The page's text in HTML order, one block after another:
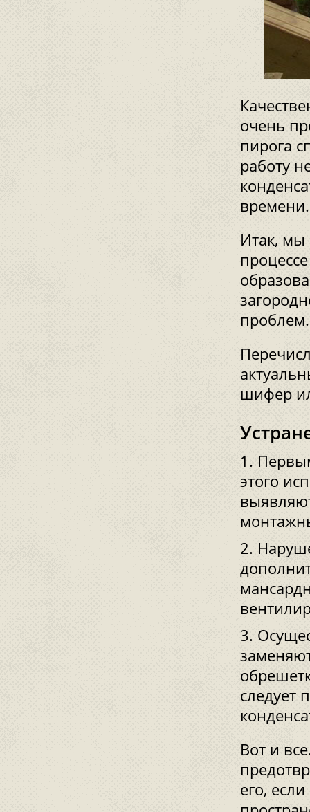
очень
пирога
работу
Итак,
шифер
этого
следует
Вот и
его,